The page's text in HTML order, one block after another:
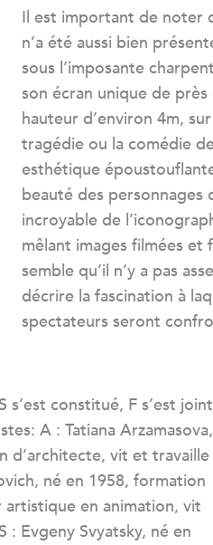
Il est important de noter
n’a été aussi bien
sous l’imposante
son écran unique de
hauteur d’environ 4m,
tragédie ou la comédie
esthétique
beauté des personnages
incroyable de
mêlant images filmées et
semble qu’il n’y a pas
décrire la fascination à
spectateurs seront
s’est constitué, F s’est joint
A : Tatiana Arzamasova,
d’architecte, vit et travaille
né en 1958, formation
en animation, vit
: Evgeny Svyatsky, né en